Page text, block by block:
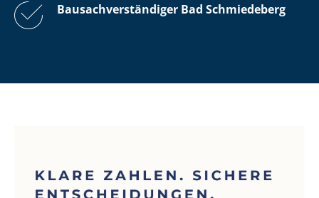
Bau­sach­ver­stän­di­ger Bad Schmiedeberg